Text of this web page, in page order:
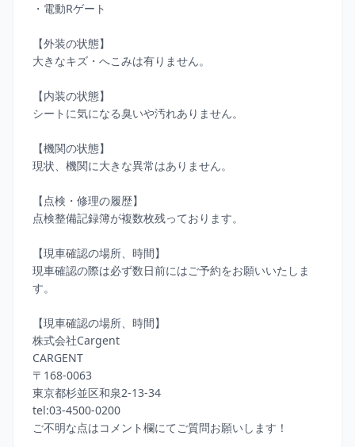
・電動Rゲート
【外装の状態】
大きなキズ・へこみは有りません。
【内装の状態】
シートに気になる臭いや汚れありません。
【機関の状態】
現状、機関に大きな異常はありません。
【点検・修理の履歴】
点検整備記録簿が複数枚残っております。
【現車確認の場所、時間】
現車確認の際は必ず数日前にはご予約をお願いいたしま
す。
【現車確認の場所、時間】
株式会社Cargent
CARGENT
〒168-0063
東京都杉並区和泉2-13-34
tel:03-4500-0200